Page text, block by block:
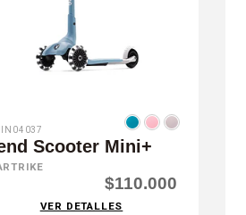
Scooter Mini+
$110.000
VER DETALLES